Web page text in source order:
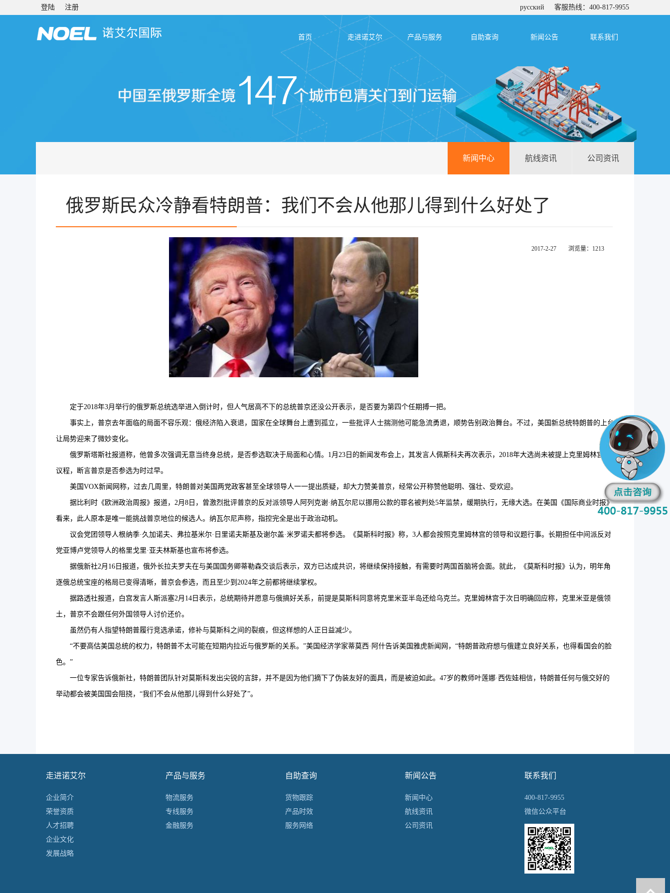
登陆 注册 русский 客服热线：400-817-9955
首页 走进诺艾尔 产品与服务 自助查询 新闻公告 联系我们
新闻中心 航线资讯 公司资讯
俄罗斯民众冷静看特朗普：我们不会从他那儿得到什么好处了
2017-2-27 浏览量：1213
定于2018年3月举行的俄罗斯总统选举进入倒计时，但人气居高不下的总统普京还没公开表示，是否要为第四个任期搏一把。
事实上，普京去年面临的局面不容乐观：俄经济陷入衰退，国家在全球舞台上遭到孤立，一些批评人士揣测他可能急流勇退，顺势告别政治舞台。不过，美国新总统特朗普的上台
让局势迎来了微妙变化。
俄罗斯塔斯社报道称，他曾多次强调无意当终身总统，是否参选取决于局面和心情。1月23日的新闻发布会上，其发言人佩斯科夫再次表示，2018年大选尚未被提上克里姆林宫的
议程，断言普京是否参选为时过早。
美国VOX新闻网称，过去几周里，特朗普对美国两党政客甚至全球领导人一一提出质疑，却大力赞美普京，经常公开称赞他聪明、强壮、受欢迎。
据比利时《欧洲政治周报》报道，2月8日，曾激烈批评普京的反对派领导人阿列克谢·纳瓦尔尼以挪用公款的罪名被判处5年监禁，缓期执行，无缘大选。在美国《国际商业时报》
看来，此人原本是唯一能挑战普京地位的候选人。纳瓦尔尼声称，指控完全是出于政治动机。
议会党团领导人根纳季·久加诺夫、弗拉基米尔·日里诺夫斯基及谢尔盖·米罗诺夫都将参选。《莫斯科时报》称，3人都会按照克里姆林宫的领导和议题行事。长期担任中间派反对
党亚博卢党领导人的格里戈里·亚夫林斯基也宣布将参选。
据俄新社2月16日报道，俄外长拉夫罗夫在与美国国务卿蒂勒森交谈后表示，双方已达成共识，将继续保持接触，有需要时两国首脑将会面。就此，《莫斯科时报》认为，明年角
逐俄总统宝座的格局已变得清晰，普京会参选，而且至少到2024年之前都将继续掌权。
据路透社报道，白宫发言人斯派塞2月14日表示，总统期待并愿意与俄搞好关系，前提是莫斯科同意将克里米亚半岛还给乌克兰。克里姆林宫于次日明确回应称，克里米亚是俄领
土，普京不会跟任何外国领导人讨价还价。
虽然仍有人指望特朗普履行竞选承诺，修补与莫斯科之间的裂痕，但这样想的人正日益减少。
“不要高估美国总统的权力，特朗普不太可能在短期内拉近与俄罗斯的关系。”美国经济学家蒂莫西·阿什告诉美国雅虎新闻网，“特朗普政府想与俄建立良好关系，也得看国会的脸
色。”
一位专家告诉俄新社，特朗普团队针对莫斯科发出尖锐的言辞，并不是因为他们摘下了伪装友好的面具，而是被迫如此。47岁的教师叶莲娜·西佐娃相信，特朗普任何与俄交好的
举动都会被美国国会阻挠，“我们不会从他那儿得到什么好处了”。
走进诺艾尔
企业简介
荣誉资质
人才招聘
企业文化
发展战略
产品与服务
物流服务
专线服务
金融服务
自助查询
货物跟踪
产品时效
服务网络
新闻公告
新闻中心
航线资讯
公司资讯
联系我们
400-817-9955
微信公众平台